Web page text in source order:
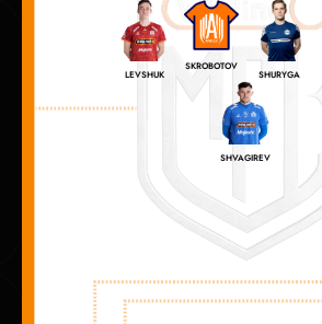
LEVSHUK
SKROBOTOV
SHURYGA
SHVAGIREV